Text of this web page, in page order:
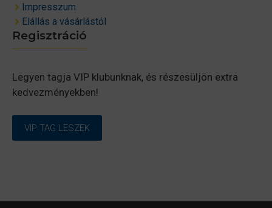
Impresszum
Elállás a vásárlástól
Regisztráció
Legyen tagja VIP klubunknak, és részesüljön extra
kedvezményekben!
VIP TAG LESZEK